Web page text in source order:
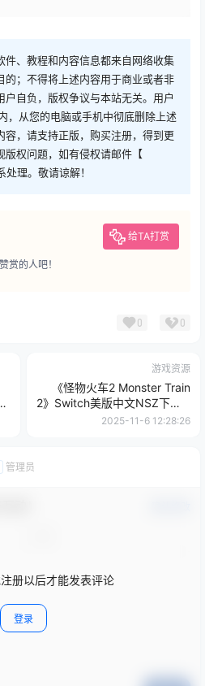
件、教程和内容信息都来自网络收集
的；不得将上述内容用于商业或者非
自负，版权争议与本站无关。用户
，从您的电脑或手机中彻底删除上述
容，请支持正版，购买注册，得到更
版权问题，如有侵权请邮件【
理。敬请谅解！
给TA打赏
赏的人吧！
0 0
游戏资源
《怪物火车2 Monster Train
2》Switch美版中文NSZ下载 –
含1.3补丁
2025-11-6 12:28:26
管理员
册以后才能发表评论
登录